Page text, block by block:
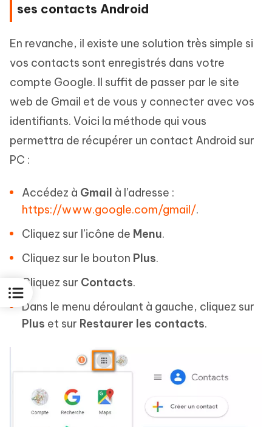
ses contacts Android
En revanche, il existe une solution très simple si
vos contacts sont enregistrés dans votre
compte Google. Il suffit de passer par le site
web de Gmail et de vous y connecter avec vos
identifiants. Voici la méthode qui vous
permettra de récupérer un contact Android sur
PC :
Accédez à Gmail à l’adresse :
https://www.google.com/gmail/.
Cliquez sur l’icône de Menu.
Cliquez sur le bouton Plus.
Cliquez sur Contacts.
Dans le menu déroulant à gauche, cliquez sur
Plus et sur Restaurer les contacts.